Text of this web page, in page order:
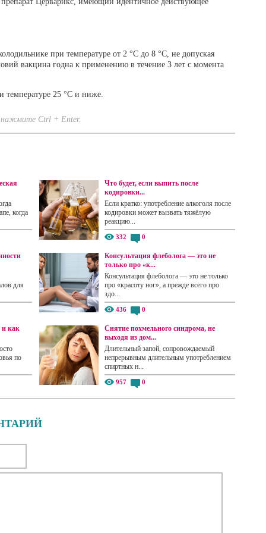
при температуре от 2 °С до 8 °С, не допуская
вакцина годна к применению в течение 3 лет с момента
температуре 25 °С и ниже.
Ctrl + Enter.
когда
Что будет, если выпить после
кодировки...
Если кратко: употребление алкоголя после
кодировки может вызвать тяжёлую
реакцию...
332 0
для
Консультация флеболога — это не
только про «к...
Консультация флеболога — это не только
про «красоту ног», а прежде всего про
здо...
436 0
и как
по
Снятие похмельного синдрома, не
выходя из дом...
Длительный запой, сопровождаемый
непрерывным длительным употреблением
спиртных н...
957 0